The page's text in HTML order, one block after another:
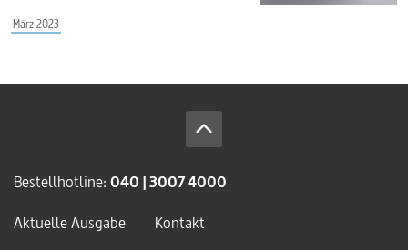
März 2023
Bestellhotline: 040 | 3007 4000
Aktuelle Ausgabe
Kontakt